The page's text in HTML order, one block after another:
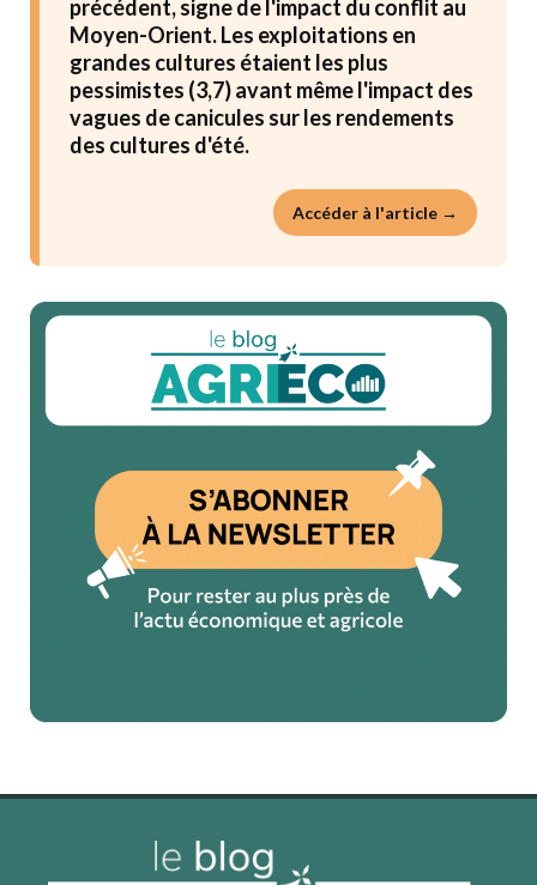
précédent, signe de l'impact du conflit au
Moyen-Orient. Les exploitations en
grandes cultures étaient les plus
pessimistes (3,7) avant même l'impact des
vagues de canicules sur les rendements
des cultures d'été.
Accéder à l'article →